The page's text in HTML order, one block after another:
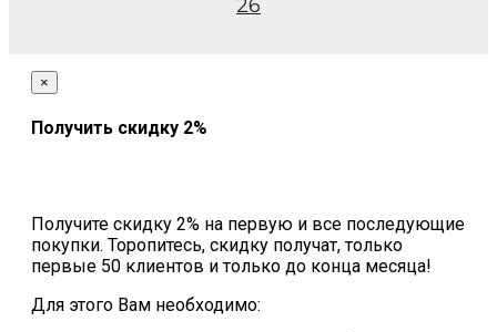
26
×
Получить скидку 2%
Получите скидку 2% на первую и все последующие
покупки. Торопитесь, скидку получат, только
первые 50 клиентов и только до конца месяца!
Для этого Вам необходимо: